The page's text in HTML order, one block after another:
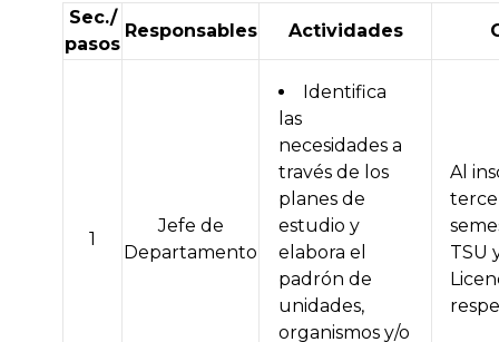
Sec./
pasos
Responsables Actividades
1
Jefe de
Departamento
Identifica
las
necesidades a
través de los
planes de
estudio y
elabora el
padrón de
unidades,
organismos y/o
Al
TSU